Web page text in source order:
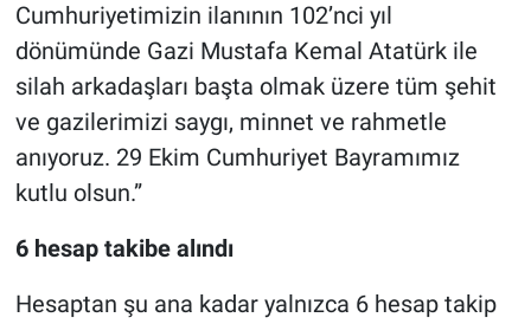
Cumhuriyetimizin ilanının 102’nci yıl
dönümünde Gazi Mustafa Kemal Atatürk ile
silah arkadaşları başta olmak üzere tüm şehit
ve gazilerimizi saygı, minnet ve rahmetle
anıyoruz. 29 Ekim Cumhuriyet Bayramımız
kutlu olsun.”
6 hesap takibe alındı
Hesaptan şu ana kadar yalnızca 6 hesap takip